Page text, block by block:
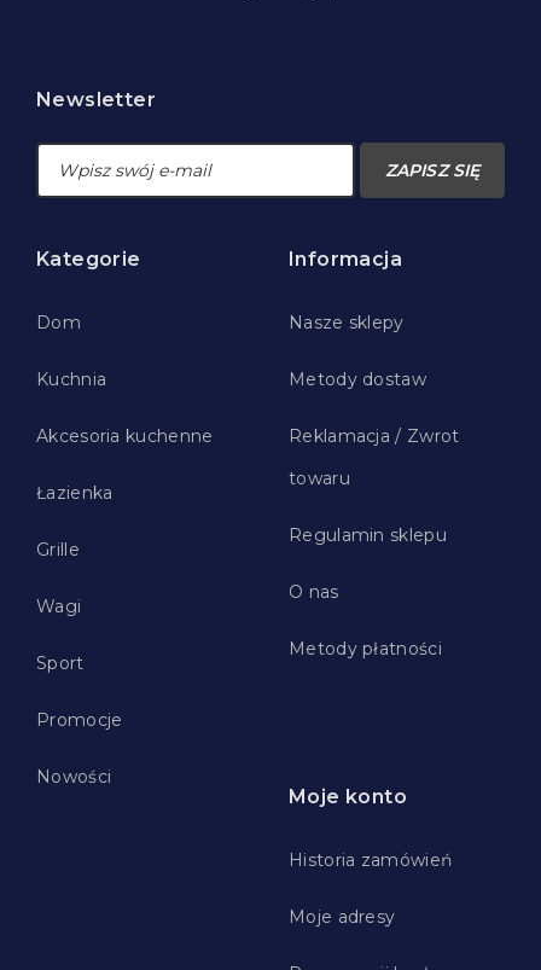
Newsletter
ZAPISZ SIĘ
Kategorie
Dom
Kuchnia
Akcesoria kuchenne
Łazienka
Grille
Wagi
Sport
Promocje
Nowości
Informacja
Nasze sklepy
Metody dostaw
Reklamacja / Zwrot
towaru
Regulamin sklepu
O nas
Metody płatności
Moje konto
Historia zamówień
Moje adresy